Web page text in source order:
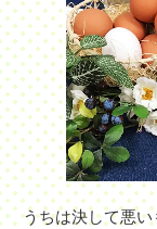
うちは決して悪